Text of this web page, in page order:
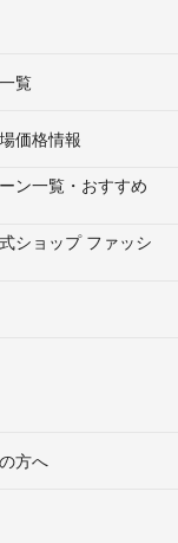
覧
価格情報
ン一覧・おすすめ
ショップ ファッシ
方へ